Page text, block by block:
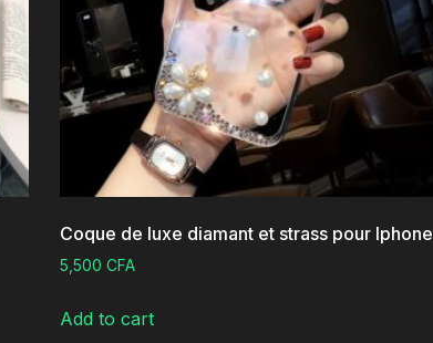
Coque de luxe diamant et strass pour Iphone
5,500 CFA
Add to cart